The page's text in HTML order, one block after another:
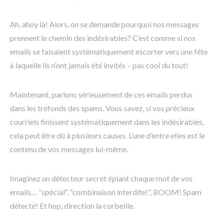
Ah, ahoy là! Alors, on se demande pourquoi nos messages
prennent le chemin des indésirables? C’est comme si nos
emails se faisaient systématiquement escorter vers une fête
à laquelle ils n’ont jamais été invités – pas cool du tout!
Maintenant, parlons sérieusement de ces emails perdus
dans les tréfonds des spams. Vous savez, si vos précieux
courriels finissent systématiquement dans les indésirables,
cela peut être dû à plusieurs causes. L’une d’entre elles est le
contenu de vos messages lui-même.
Imaginez un détecteur secret épiant chaque mot de vos
emails… “spécial”, “combinaison interdite!”, BOOM! Spam
détecté! Et hop, direction la corbeille.